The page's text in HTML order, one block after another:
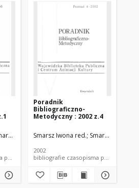
Iwona (red.)
bibliografie czasopisma poradnik metodyczny
Poradnik
Bibliograficzno-
Metodyczny : 2002 z.4
Smarsz Iwona red. Smarsz, Iwona
2002
bibliografie czasopisma